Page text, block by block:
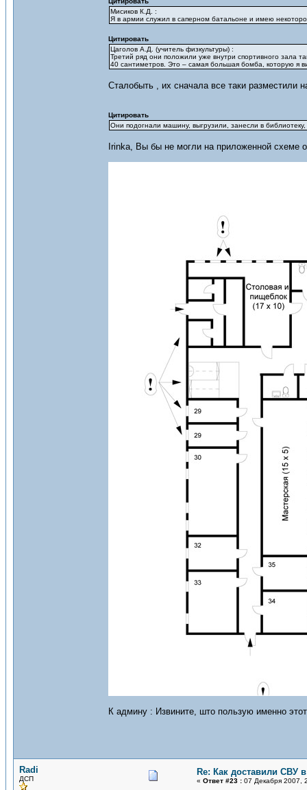
Мисиков К.Д. :
Я в армии служил в саперном батальоне и имею
Цитировать
Цаголов А.Д. (учитель физкультуры) :
Третий ряд они положили уже внутри спортивного зала
40 сантиметров. Это – самая большая бомба, которую я
Сталобыть , их сначала все таки разместили
Цитировать
Они подогнали машину, выгрузили, занесли в
Irinka, Вы бы не могли на приложенной схеме
К админу : Извините, што пользую именно
Radi
ДСП
Re: Как доставили СВУ
« Ответ #23 : 07 Декабря 2007,